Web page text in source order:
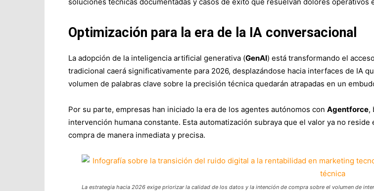
Optimización para la era de la IA conversacional
La adopción de la inteligencia artificial generativa (GenAI) está transformando el
tradicional caerá significativamente para 2026, desplazándose hacia interfaces de IA
volumen de palabras clave sobre la precisión técnica quedarán atrapadas en un
Por su parte, empresas han iniciado la era de los agentes autónomos con Agentforce,
intervención humana constante. Esta automatización subraya que el valor ya no
compra de manera inmediata y precisa.
La estrategia hacia 2026 exige priorizar la calidad de los datos y la intención de compra sobre el volumen de